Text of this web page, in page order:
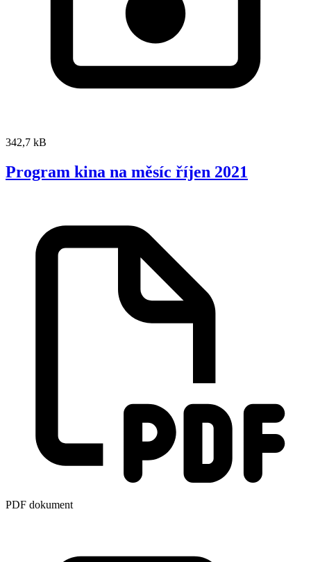
342,7 kB
Program kina na měsíc říjen 2021
PDF dokument